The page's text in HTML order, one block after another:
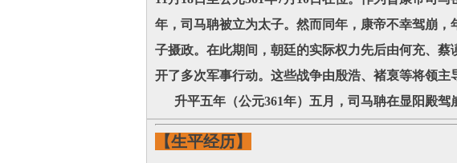
年，司马聃被立为太子。然而同年，康帝不幸驾崩
子摄政。在此期间，朝廷的实际权力先后由何充、
开了多次军事行动。这些战争由殷浩、褚裒等将领
升平五年（公元361年）五月，司马聃在显阳殿驾
【生平经历】